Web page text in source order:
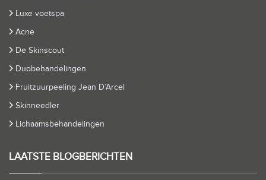
Luxe voetspa
Acne
De Skinscout
Duobehandelingen
Fruitzuurpeeling Jean D’Arcel
Skinneedler
Lichaamsbehandelingen
LAATSTE BLOGBERICHTEN